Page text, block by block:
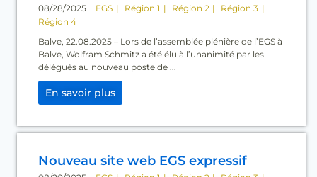
08/28/2025 EGS Région 1 Région 2
Région 3
Région 4
Balve, 22.08.2025 – Lors de l’assemblée plénière de l’EGS à
Balve, Wolfram Schmitz a été élu à l’unanimité par les
délégués au nouveau poste de ...
En savoir plus
Nouveau site web EGS expressif